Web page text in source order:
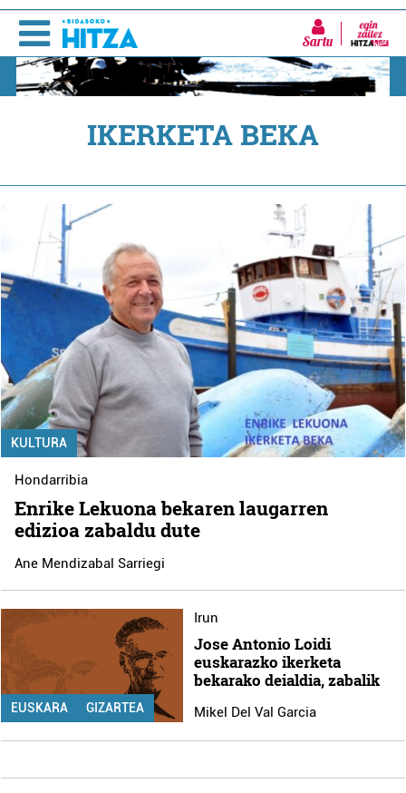
Sartu
IKERKETA BEKA
KULTURA
Hondarribia
Enrike Lekuona bekaren laugarren
edizioa zabaldu dute
Ane Mendizabal Sarriegi
EUSKARA GIZARTEA
Irun
Jose Antonio Loidi
euskarazko ikerketa
bekarako deialdia, zabalik
Mikel Del Val Garcia